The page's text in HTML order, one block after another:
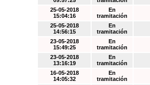
25-05-2018
15:04:16
En
tramitación
25-05-2018
14:56:15
En
tramitación
23-05-2018
15:49:25
En
tramitación
23-05-2018
13:16:19
En
tramitación
16-05-2018
14:05:32
En
tramitación